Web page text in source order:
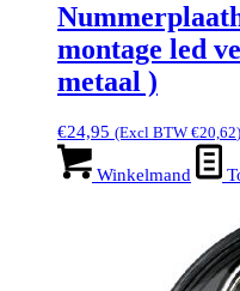
montage led
metaal )
€24,95 (Excl BTW €20,62)
Winkelmand